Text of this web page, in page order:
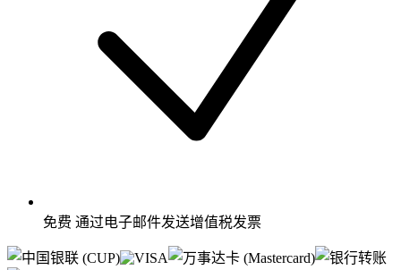
免费 通过电子邮件发送增值税发票